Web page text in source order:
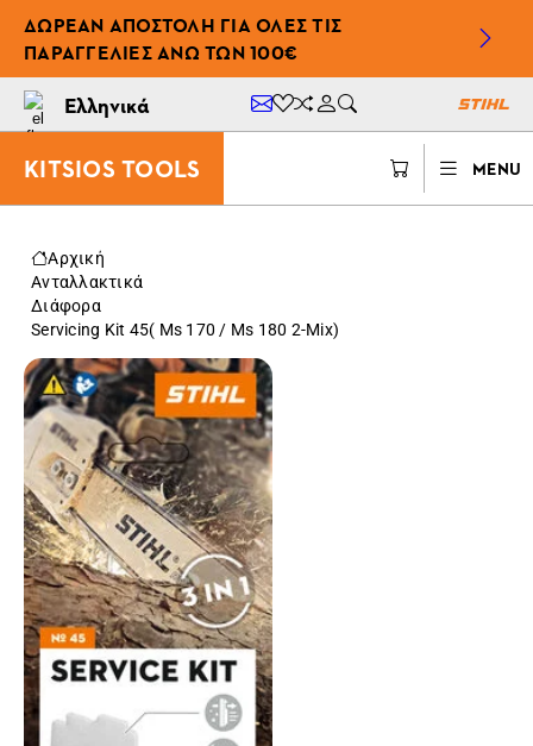
ΔΩΡΕΆΝ ΑΠΟΣΤΟΛΉ ΓΙΑ ΌΛΕΣ ΤΙΣ
ΠΑΡΑΓΓΕΛΊΕΣ ΆΝΩ ΤΩΝ 100€
Ελληνικά
KITSIOS TOOLS MENU
Αρχική
Ανταλλακτικά
Διάφορα
Servicing Kit 45( Ms 170 / Ms 180 2-Mix)